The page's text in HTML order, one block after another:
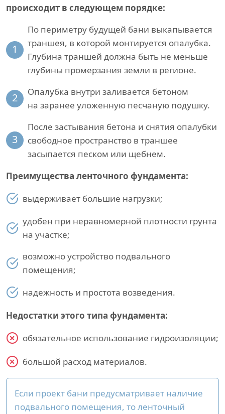
происходит в следующем порядке:
1
По периметру будущей бани выкапывается
траншея, в которой монтируется опалубка.
Глубина траншей должна быть не меньше
глубины промерзания земли в регионе.
2
Опалубка внутри заливается бетоном
на заранее уложенную песчаную подушку.
3
После застывания бетона и снятия опалубки
свободное пространство в траншее
засыпается песком или щебнем.
Преимущества ленточного фундамента:
выдерживает большие нагрузки;
удобен при неравномерной плотности грунта
на участке;
возможно устройство подвального
помещения;
надежность и простота возведения.
Недостатки этого типа фундамента:
обязательное использование гидроизоляции;
большой расход материалов.
Если проект бани предусматривает наличие
подвального помещения, то ленточный